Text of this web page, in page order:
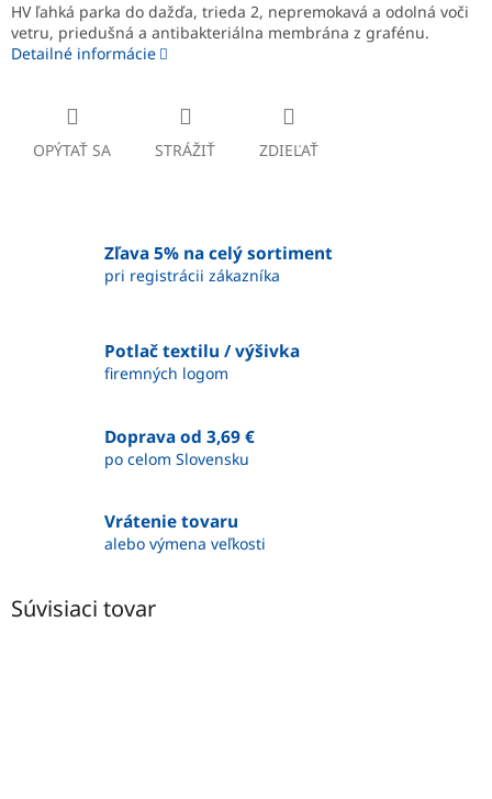
HV ľahká parka do dažďa, trieda 2, nepremokavá a odolná voči
vetru, priedušná a antibakteriálna membrána z grafénu.
Detailné informácie
OPÝTAŤ SA STRÁŽIŤ ZDIEĽAŤ
Zľava 5% na celý sortiment
pri registrácii zákazníka
Potlač textilu / výšivka
firemných logom
Doprava od 3,69 €
po celom Slovensku
Vrátenie tovaru
alebo výmena veľkosti
Súvisiaci tovar